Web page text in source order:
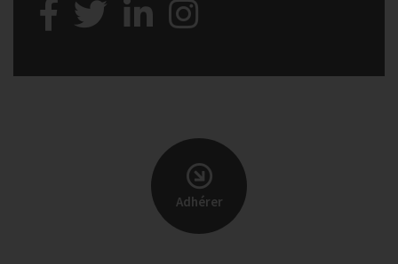
Adhérer